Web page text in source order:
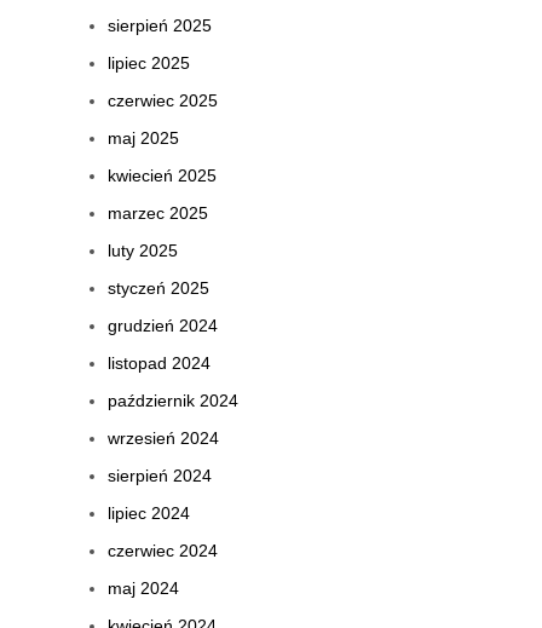
sierpień 2025
lipiec 2025
czerwiec 2025
maj 2025
kwiecień 2025
marzec 2025
luty 2025
styczeń 2025
grudzień 2024
listopad 2024
październik 2024
wrzesień 2024
sierpień 2024
lipiec 2024
czerwiec 2024
maj 2024